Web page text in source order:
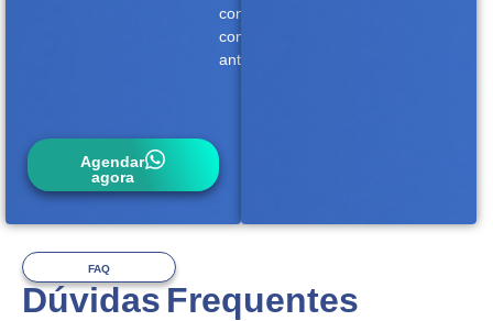
conosco
com
antecedência.
Agendar
agora
FAQ
Dúvidas Frequentes